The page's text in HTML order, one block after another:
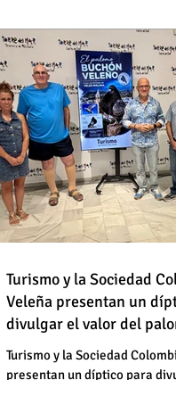
Destapan una
Torrox sí se paga
Destapan una
Óscar Medina y
Torrox sí se paga
Turismo y la Sociedad
Veleña presentan un
divulgar el valor del
veleño
Turismo y la Sociedad
presentan un díptico para